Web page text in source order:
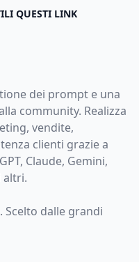
QUESTI LINK
dei prompt e una
community. Realizza
vendite,
clienti grazie a
Claude, Gemini,
altri.
Scelto dalle grandi